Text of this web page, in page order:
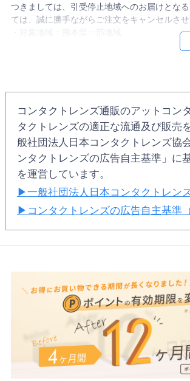
ご対応に通常よりもお時間をいただくことが予
ご了承ください。
つきましては、引受停止地域へのお届けとな
ては、誠に勝手ながらご注文をキャンセルさせ
ご確認ください。
≫日本郵便
≫ヤマト運輸 ≫佐川急便
コンタクトレンズ通販のアットコン
タクトレンズの適正な流通及び販売
般社団法人日本コンタクトレンズ協
ンタクトレンズの広告自主基準」に
を運営しています。
一般社団法人日本コンタクトレン
コンタクトレンズの広告自主基準（